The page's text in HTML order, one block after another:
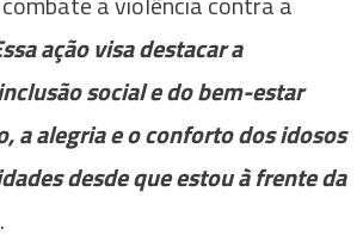
ação visa destacar a
social e do bem-estar
a alegria e o conforto dos idosos
desde que estou à frente da